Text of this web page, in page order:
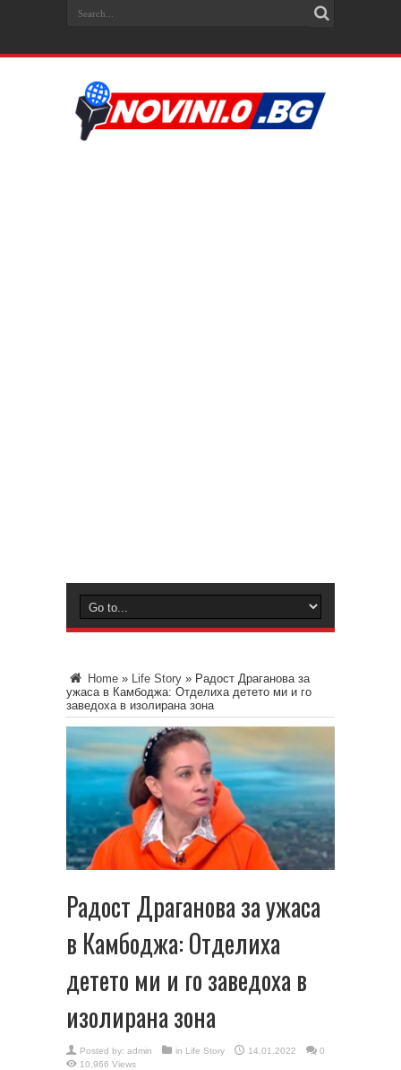
Home » Life Story » Радост Драганова за
ужаса в Камбоджа: Отделиха детето ми и го
заведоха в изолирана зона
Радост Драганова за ужаса
в Камбоджа: Отделиха
детето ми и го заведоха в
изолирана зона
Posted by: admin in Life Story 14.01.2022
0
10,966 Views